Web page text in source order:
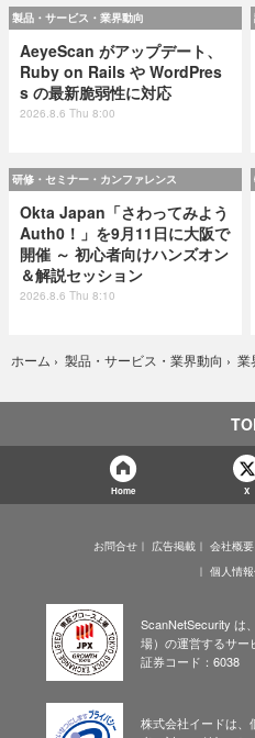
製品・サービス・業界動向
AeyeScan がアップデート、
Ruby on Rails や WordPres
s の最新脆弱性に対応
2026.8.6 Thu 8:00
研修・セミナー・カンファレンス
Okta Japan「さわってみよう
Auth0！」を9月11日に大阪で
開催 ～ 初心者向けハンズオン
＆解説セッション
2026.8.6 Thu 8:10
ホーム › 製品・サービス・業界動向 › 業
Home X
お問合せ 広告掲載 会社概要
個人情
ScanNetSecurity は
場）の運営するサー
証券コード：6038
株式会社イードは、